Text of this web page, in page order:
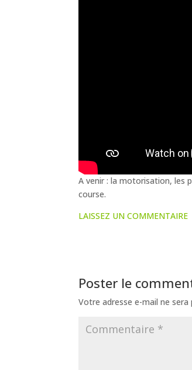
A venir : la motorisation, les
course.
LAISSEZ UN COMMENTAIRE
Poster le
Votre adresse e-mail ne sera